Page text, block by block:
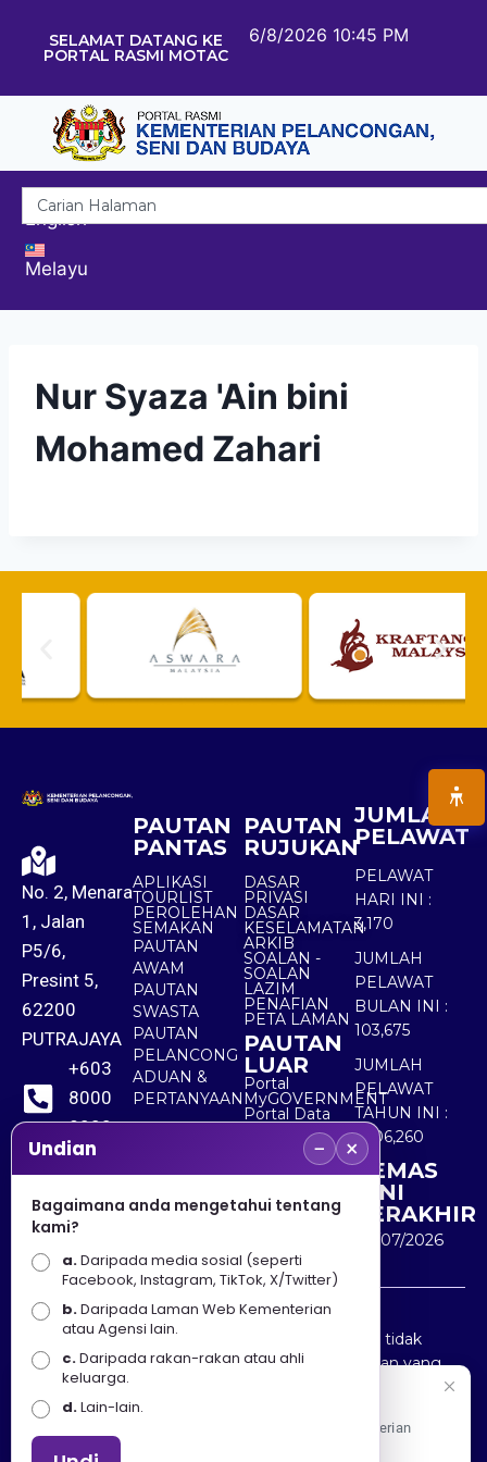
SELAMAT DATANG KE
PORTAL RASMI MOTAC
6/8/2026 10:45 PM
English
Melayu
Nur Syaza 'Ain bini
Mohamed Zahari
No. 2, Menara
1, Jalan
P5/6,
Presint 5,
62200
PUTRAJAYA
+603
8000
8000
+603
8891
7100
PAUTAN
PANTAS
APLIKASI
TOURLIST
PEROLEHAN
SEMAKAN
PAUTAN
AWAM
PAUTAN
SWASTA
PAUTAN
PELANCONG
ADUAN &
PERTANYAAN
PAUTAN
RUJUKAN
DASAR
PRIVASI
DASAR
KESELAMATAN
ARKIB
SOALAN -
SOALAN
LAZIM
PENAFIAN
PETA LAMAN
PAUTAN
LUAR
Portal
MyGOVERNMENT
Portal Data
Terbuka
Sektor Awam
JUMLAH
PELAWAT
PELAWAT
HARI INI :
3,170
JUMLAH
PELAWAT
BULAN INI :
103,675
JUMLAH
PELAWAT
TAHUN INI :
5,506,260
KEMAS
KINI
TERAKHIR
30/07/2026
Penafian : Kerajaan Malaysia dan Kementerian
Pelancongan Seni dan Budaya (MOTAC) adalah tidak
bertanggungjawab atas kehilangan atau kerugian yang
disebabkan oleh penggunaan mana-mana maklumat
yang diperolehi dari portal ini.
Undian − ×
Bagaimana anda mengetahui tentang
kami?
a.Daripada media sosial (seperti
Facebook, Instagram, TikTok, X/Twitter)
b.Daripada Laman Web Kementerian
atau Agensi lain.
c.Daripada rakan-rakan atau ahli
keluarga.
d.Lain-lain.
Apa Khabar! Selamat datang ke Portal Rasmi Kementerian
Pelancongan, Seni dan Budaya